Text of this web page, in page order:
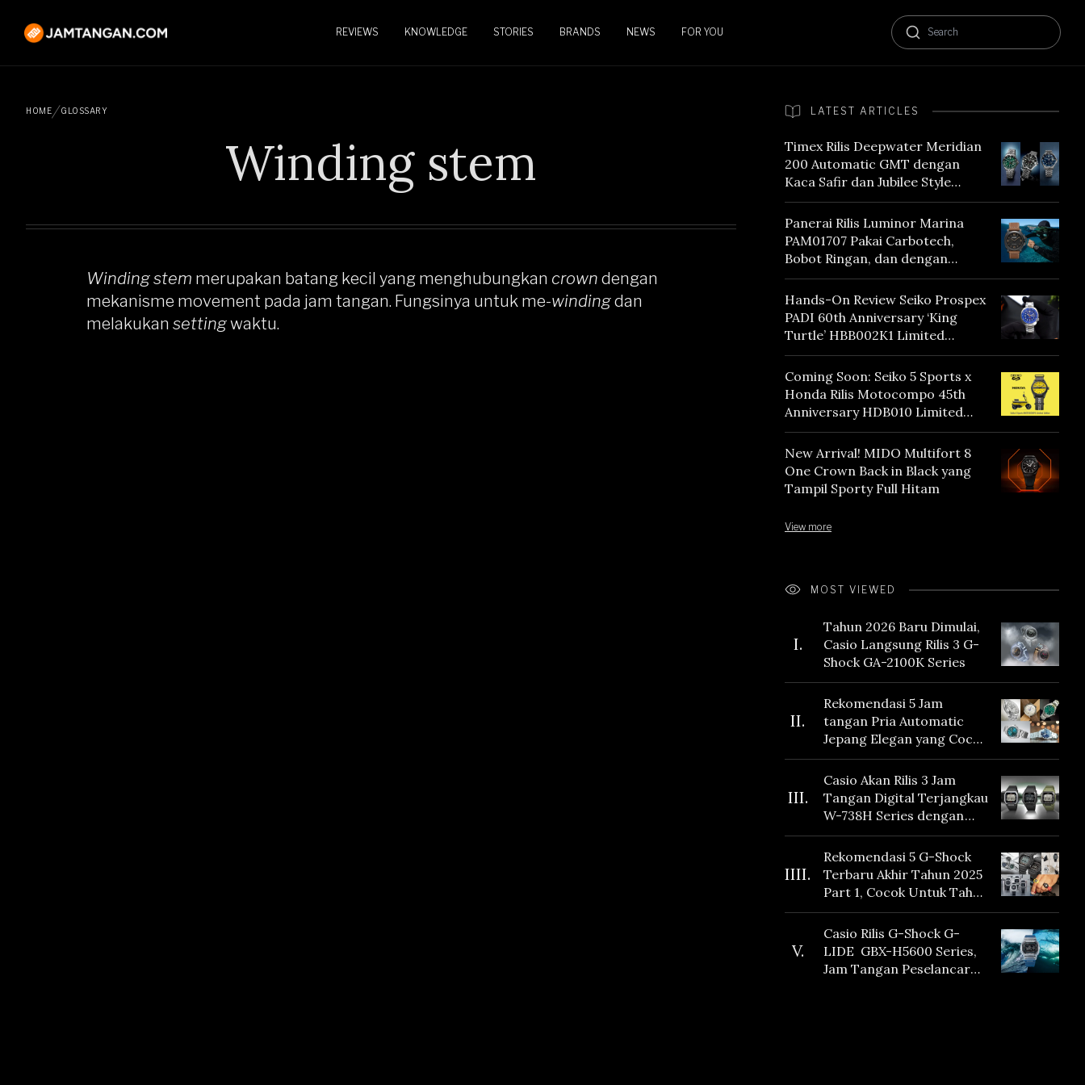
REVIEWS KNOWLEDGE STORIES BRANDS NEWS FOR YOU
HOME GLOSSARY
Winding stem
Winding stem merupakan batang kecil yang menghubungkan crown dengan
mekanisme movement pada jam tangan. Fungsinya untuk me-windingdan
melakukan settingwaktu.
LATEST ARTICLES
Timex Rilis Deepwater Meridian
200 Automatic GMT dengan
Kaca Safir dan Jubilee Style
Bracelet
Panerai Rilis Luminor Marina
PAM01707 Pakai Carbotech,
Bobot Ringan, dan dengan
Vintage Vibes
Hands-On Review Seiko Prospex
PADI 60th Anniversary ‘King
Turtle’ HBB002K1 Limited
Edition
Coming Soon: Seiko 5 Sports x
Honda Rilis Motocompo 45th
Anniversary HDB010 Limited
Edition
New Arrival! MIDO Multifort 8
One Crown Back in Black yang
Tampil Sporty Full Hitam
View more
MOST VIEWED
I.
Tahun 2026 Baru Dimulai,
Casio Langsung Rilis 3 G-
Shock GA-2100K Series
II.
Rekomendasi 5 Jam
tangan Pria Automatic
Jepang Elegan yang Cocok
Dikoleksi di 2026
III.
Casio Akan Rilis 3 Jam
Tangan Digital Terjangkau
W-738H Series dengan
Masa Baterai 10 Tahun
dan Fitur Vibration
IIII.
Rekomendasi 5 G-Shock
Terbaru Akhir Tahun 2025
Part 1, Cocok Untuk Tahun
Baru!
V.
Casio Rilis G-Shock G-
LIDE GBX-H5600 Series,
Jam Tangan Peselancar